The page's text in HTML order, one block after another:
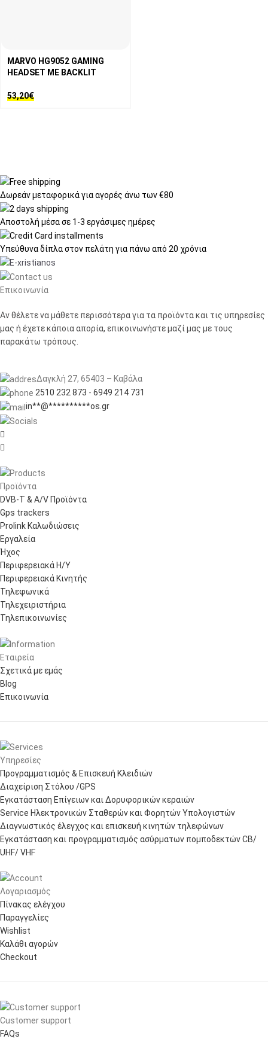
MARVO HG9052 GAMING
HEADSET ΜΕ BACKLIT
53,20€
Δωρεάν μεταφορικάγια αγορές άνω των €80
Αποστολή μέσα σε 1-3 εργάσιμες ημέρες
Υπεύθυνα δίπλα στον πελάτη για πάνω από 20 χρόνια
Επικοινωνία
Αν θέλετε να μάθετε περισσότερα για τα προϊόντα και τις υπηρεσίες
μας ή έχετε κάποια απορία, επικοινωνήστε μαζί μας με τους
παρακάτω τρόπους.
Δαγκλή 27, 65403 – Καβάλα
2510 232 873 - 6949 214 731
in**@**********os.gr


Προϊόντα
DVB-T & A/V Προϊόντα
Gps trackers
Prolink Καλωδιώσεις
Εργαλεία
Ήχος
Περιφερειακά Η/Υ
Περιφερειακά Κινητής
Τηλεφωνικά
Τηλεχειριστήρια
Τηλεπικοινωνίες
Εταιρεία
Σχετικά με εμάς
Blog
Επικοινωνία
Υπηρεσίες
Προγραμματισμός & Επισκευή Κλειδιών
Διαχείριση Στόλου /GPS
Εγκατάσταση Επίγειων και Δορυφορικών κεραιών
Service Ηλεκτρονικών Σταθερών και Φορητών Υπολογιστών
Διαγνωστικός έλεγχος και επισκευή κινητών τηλεφώνων
Εγκατάσταση και προγραμματισμός ασύρματων πομποδεκτών CB/
UHF/ VHF
Λογαριασμός
Πίνακας ελέγχου
Παραγγελίες
Wishlist
Καλάθι αγορών
Checkout
Customer support
FAQs